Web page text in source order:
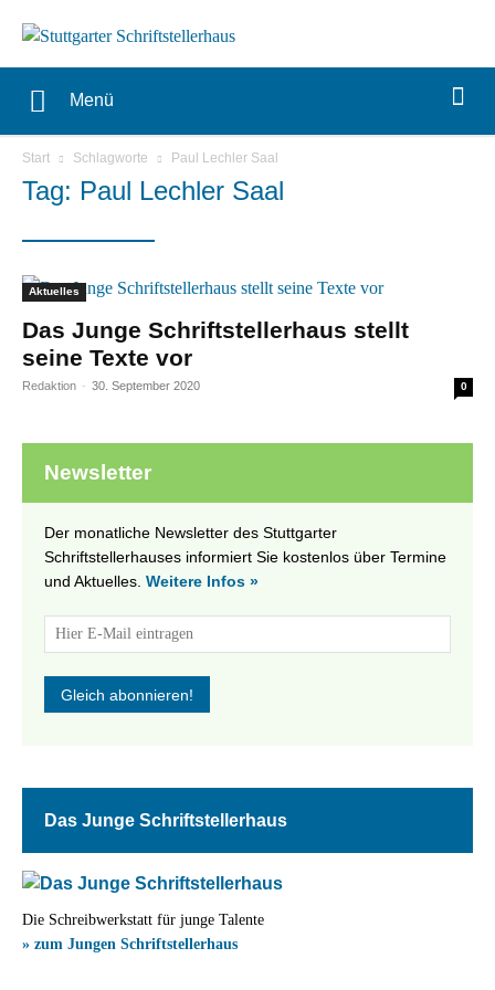
Menü
Start Schlagworte Paul Lechler Saal
Tag: Paul Lechler Saal
Aktuelles
Das Junge Schriftstellerhaus stellt
seine Texte vor
Redaktion - 30. September 2020 0
Newsletter
Der monatliche Newsletter des Stuttgarter
Schriftstellerhauses informiert Sie kostenlos über Termine
und Aktuelles. Weitere Infos »
Das Junge Schriftstellerhaus
Die Schreibwerkstatt für junge Talente
» zum Jungen Schriftstellerhaus